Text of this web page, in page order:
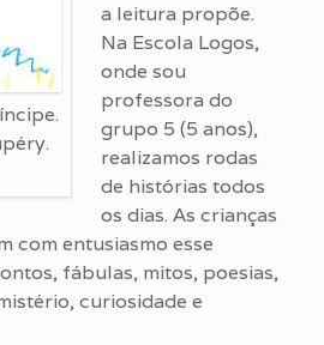
a leitura propõe.
Na Escola Logos,
onde sou
professora do
grupo 5 (5 anos),
realizamos rodas
de histórias todos
os dias. As crianças
com entusiasmo esse
fábulas, mitos, poesias,
curiosidade e